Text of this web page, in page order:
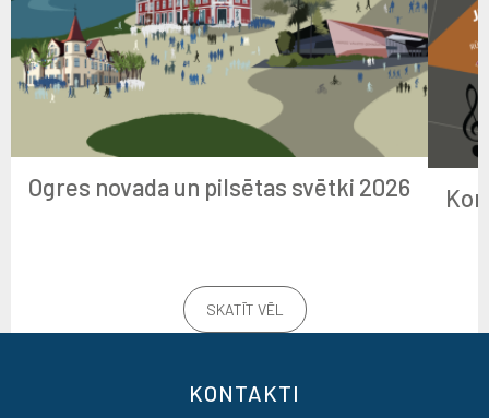
Ogres novada un pilsētas svētki 2026
SKATĪT VĒL
KONTAKTI